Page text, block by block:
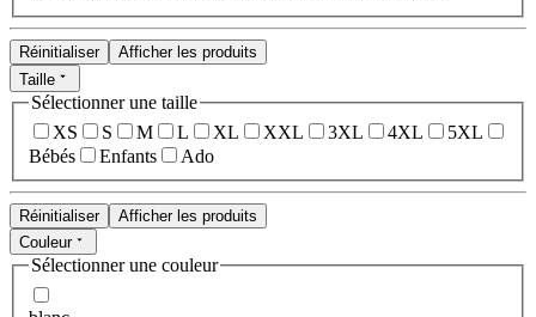
Réinitialiser
Afficher les produits
Taille
Sélectionner une taille
XS
S M L XL XXL 3XL 4XL
5XL
Bébés
Enfants Ado
Réinitialiser
Afficher les produits
Couleur
Sélectionner une couleur